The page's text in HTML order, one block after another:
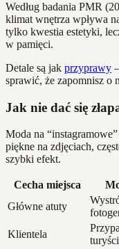
Według badania PMR
klimat wnętrza wpływa
tylko kwestia estetyki,
w pamięci.
Detale są jak przyprawy
sprawić, że zapomnisz o
Jak nie dać się
Moda na
piękne na zdjęciach,
szybki efekt.
Cecha miejsca
Główne atuty
Klientela
turyści